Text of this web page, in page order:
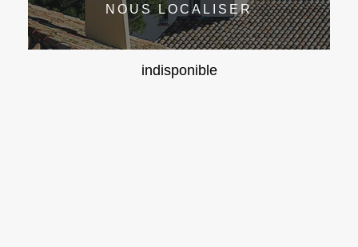
NOUS LOCALISER
indisponible